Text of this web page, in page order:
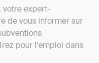
votre expert-
de vous informer sur
pour l'emploi dans